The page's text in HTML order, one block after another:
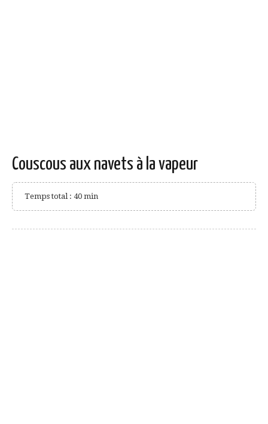
Couscous aux navets à la vapeur
Temps total : 40 min